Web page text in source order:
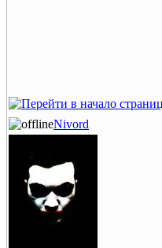
Nivord